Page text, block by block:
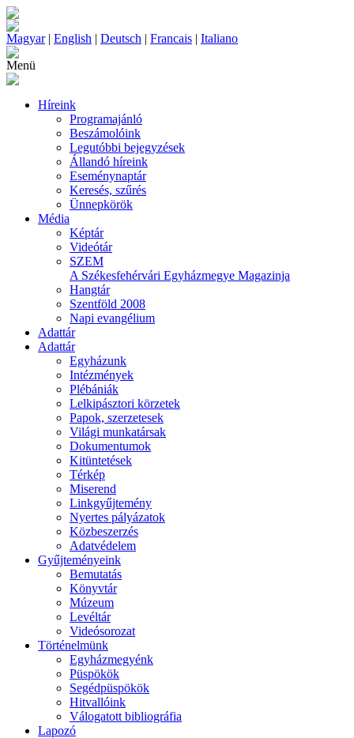
Magyar| English | Deutsch | Francais | Italiano
Menü
Híreink
Programajánló
Beszámolóink
Legutóbbi bejegyzések
Állandó híreink
Eseménynaptár
Keresés, szűrés
Ünnepkörök
Média
Képtár
Videótár
SZEM
A Székesfehérvári Egyházmegye Magazinja
Hangtár
Szentföld 2008
Napi evangélium
Adattár
Adattár
Egyházunk
Intézmények
Plébániák
Lelkipásztori körzetek
Papok, szerzetesek
Világi munkatársak
Dokumentumok
Kitüntetések
Térkép
Miserend
Linkgyűjtemény
Nyertes pályázatok
Közbeszerzés
Adatvédelem
Gyűjteményeink
Bemutatás
Könyvtár
Múzeum
Levéltár
Videósorozat
Történelmünk
Egyházmegyénk
Püspökök
Segédpüspökök
Hitvallóink
Válogatott bibliográfia
Lapozó